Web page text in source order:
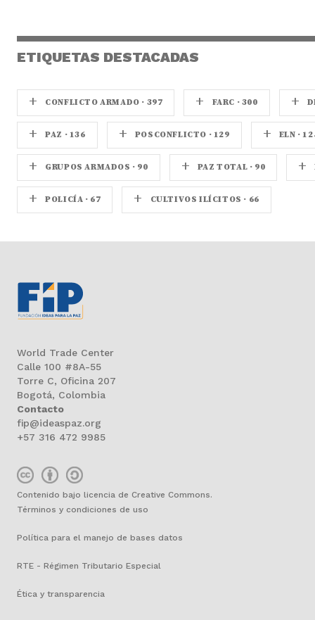
ETIQUETAS DESTACADAS
+ CONFLICTO ARMADO · 397 + FARC · 300 +
+ PAZ · 136 + POSCONFLICTO · 129 + ELN ·
+ GRUPOS ARMADOS · 90 + PAZ TOTAL · 90 +
+ POLICÍA · 67 + CULTIVOS ILÍCITOS · 66
World Trade Center
Calle 100 #8A-55
Torre C, Oficina 207
Bogotá, Colombia
Contacto
fip@ideaspaz.org
+57 316 472 9985
Contenido bajo licencia de Creative Commons.
Términos y condiciones de uso
Política para el manejo de bases datos
RTE - Régimen Tributario Especial
Ética y transparencia